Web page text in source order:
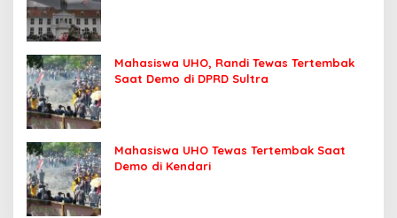
Mahasiswa UHO, Randi Tewas Tertembak
Saat Demo di DPRD Sultra
Mahasiswa UHO Tewas Tertembak Saat
Demo di Kendari